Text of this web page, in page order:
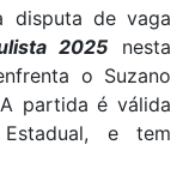
disputa de vaga
2025 nesta
o Suzano
partida é válida
e tem